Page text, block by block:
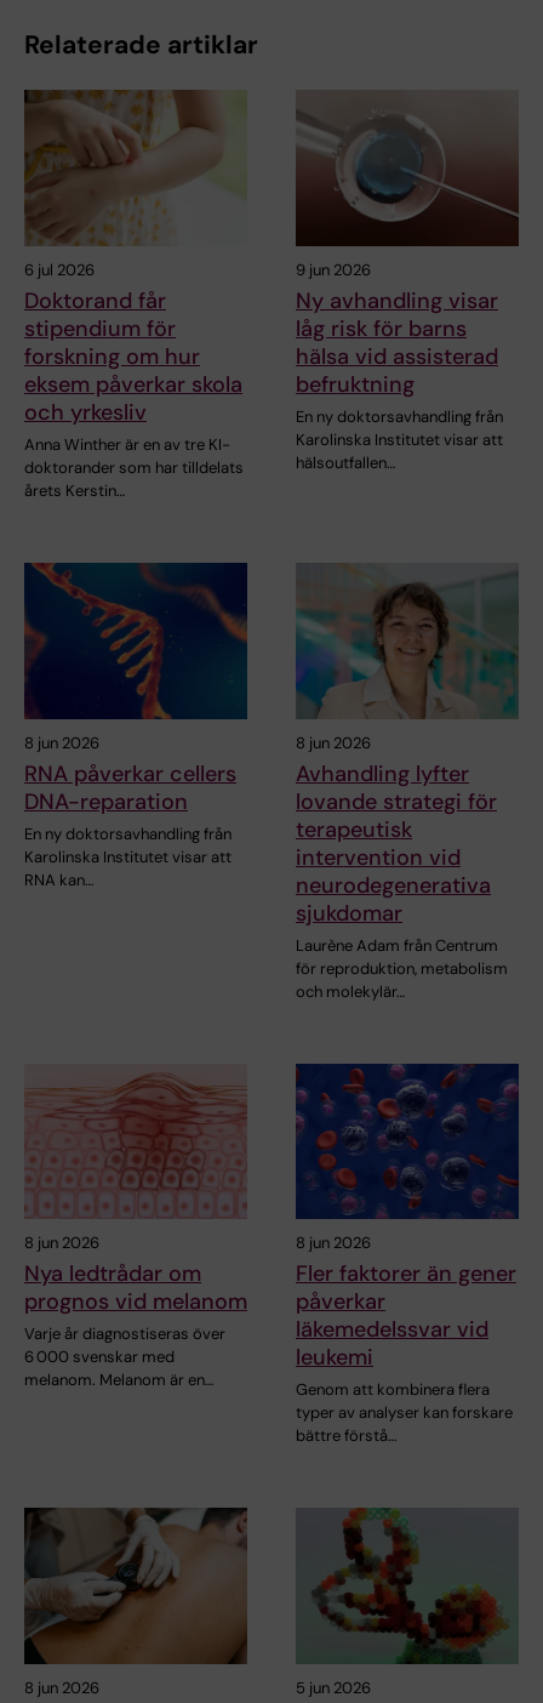
Relaterade artiklar
6 jul 2026
Doktorand får
stipendium för
forskning om hur
eksem påverkar skola
och yrkesliv
Anna Winther är en av tre KI-
doktorander som har tilldelats
årets Kerstin…
9 jun 2026
Ny avhandling visar
låg risk för barns
hälsa vid assisterad
befruktning
En ny doktorsavhandling från
Karolinska Institutet visar att
hälsoutfallen…
8 jun 2026
RNA påverkar cellers
DNA-reparation
En ny doktorsavhandling från
Karolinska Institutet visar att
RNA kan…
8 jun 2026
Avhandling lyfter
lovande strategi för
terapeutisk
intervention vid
neurodegenerativa
sjukdomar
Laurène Adam från Centrum
för reproduktion, metabolism
och molekylär…
8 jun 2026
Nya ledtrådar om
prognos vid melanom
Varje år diagnostiseras över
6 000 svenskar med
melanom. Melanom är en…
8 jun 2026
Fler faktorer än gener
påverkar
läkemedelssvar vid
leukemi
Genom att kombinera flera
typer av analyser kan forskare
bättre förstå…
8 jun 2026 5 jun 2026